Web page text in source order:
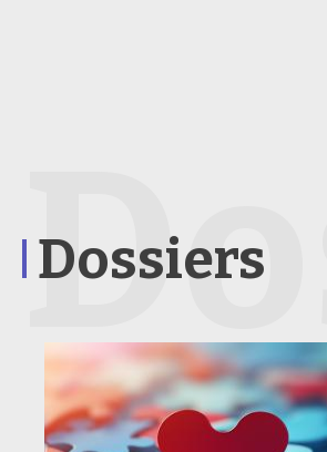
Dossiers